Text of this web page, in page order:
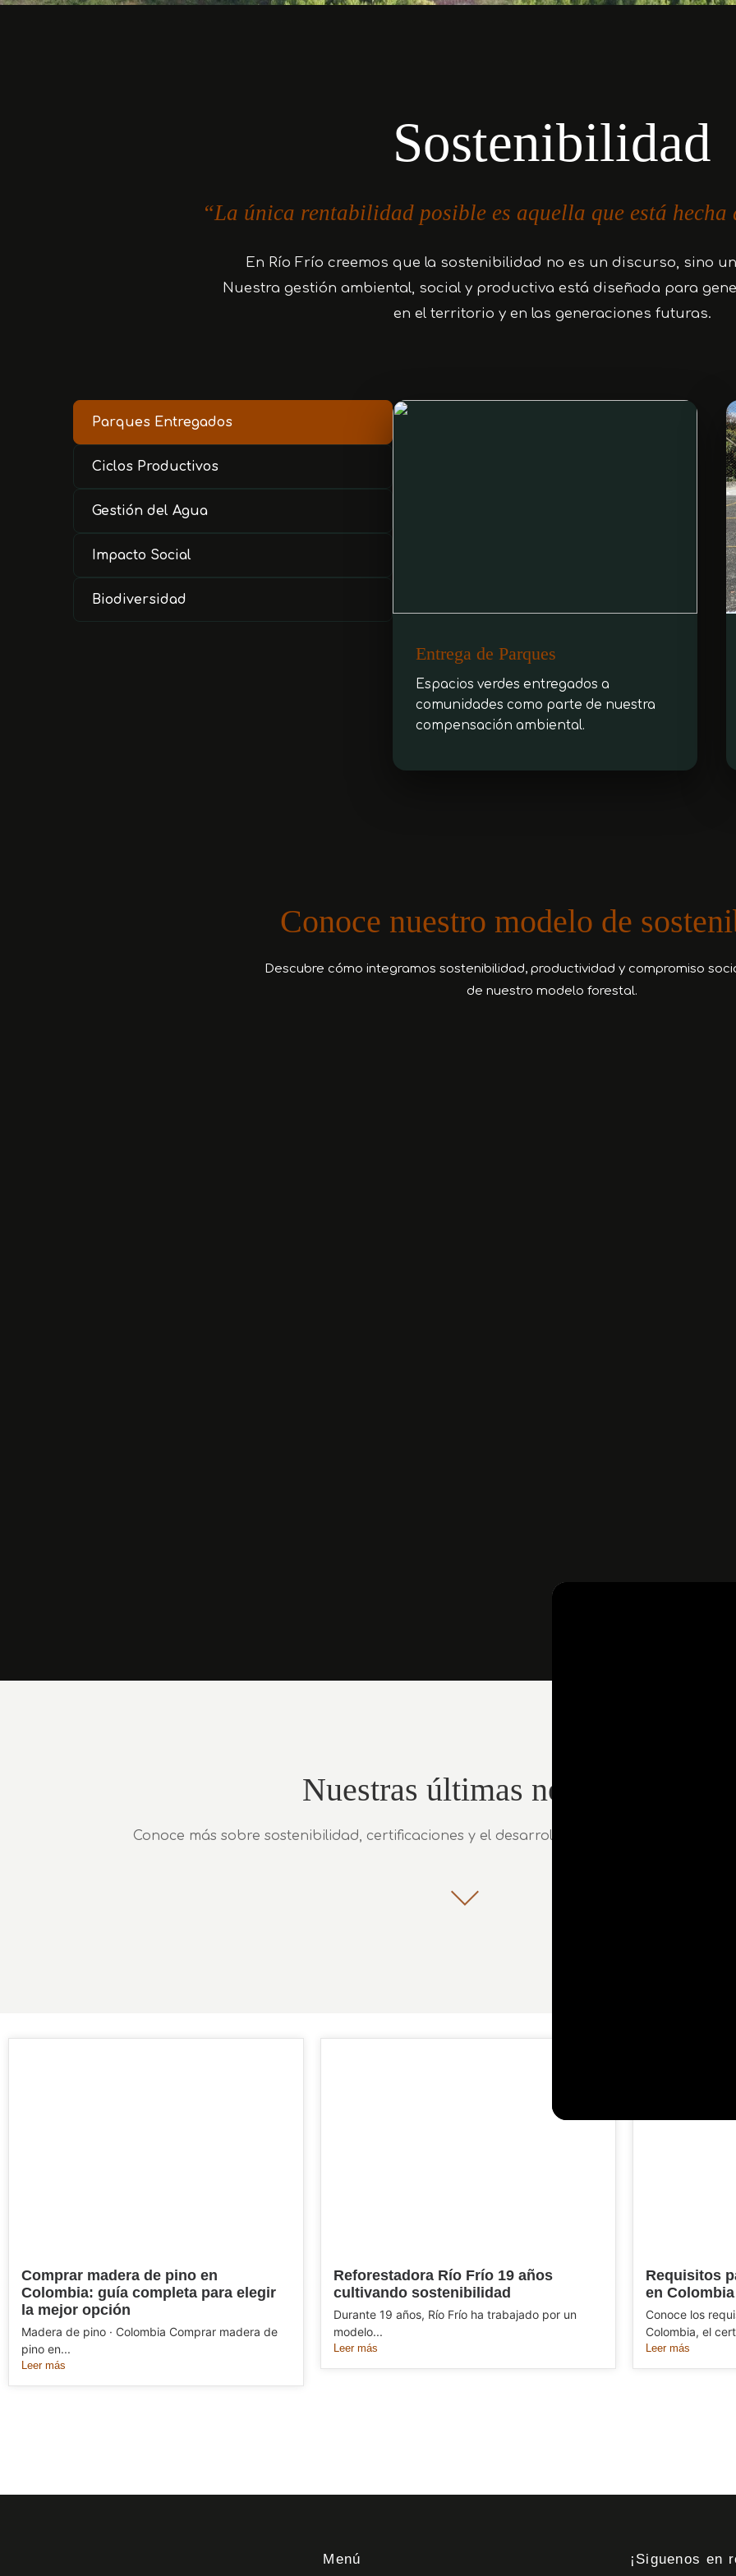
Sostenibilidad
“La única rentabilidad posible es aquella que está
En Río Frío creemos que la sostenibilidad no es un discurso, sino
Nuestra gestión ambiental, social y productiva está diseñada para
en el territorio y en las generaciones futuras.
Parques Entregados
Ciclos Productivos
Gestión del Agua
Impacto Social
Biodiversidad
Entrega de Parques
Espacios verdes entregados a
comunidades como parte de nuestra
compensación ambiental.
Conoce nuestro modelo de
Descubre cómo integramos sostenibilidad, productividad y compromiso
de nuestro modelo forestal.
Nuestras últimas noticias
Conoce más sobre sostenibilidad, certificaciones y el desarrollo forestal responsable en
Comprar madera de pino en
Colombia: guía completa para elegir
la mejor opción
Madera de pino · Colombia Comprar madera de
pino en...
Leer más
Reforestadora Río Frío 19 años
cultivando sostenibilidad
Durante 19 años, Río Frío ha trabajado por un
modelo...
Leer más
Requisitos
en Colombia
Conoce los
Colombia, el
Leer más
Menú ¡Siguenos en